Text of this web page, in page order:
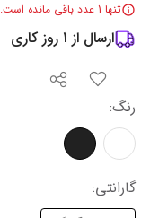
تنها 1 عدد باقی مانده است.
ارسال از 1 روز کاری
رنگ:
گارانتی: